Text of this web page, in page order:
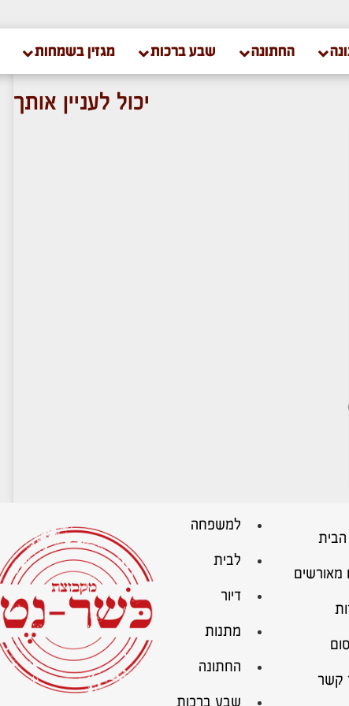
החתונה שבע ברכות מגזין בשמחות
יכול לעניין אותך
מאורשים
קשר
למשפחה
לבית
דיור
מתנות
החתונה
שבע ברכות